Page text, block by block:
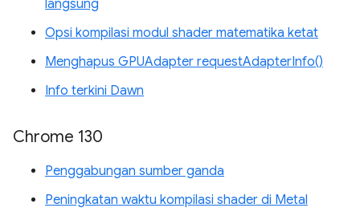
langsung
Opsi kompilasi modul shader matematika ketat
Menghapus GPUAdapter requestAdapterInfo()
Info terkini Dawn
Chrome 130
Penggabungan sumber ganda
Peningkatan waktu kompilasi shader di Metal